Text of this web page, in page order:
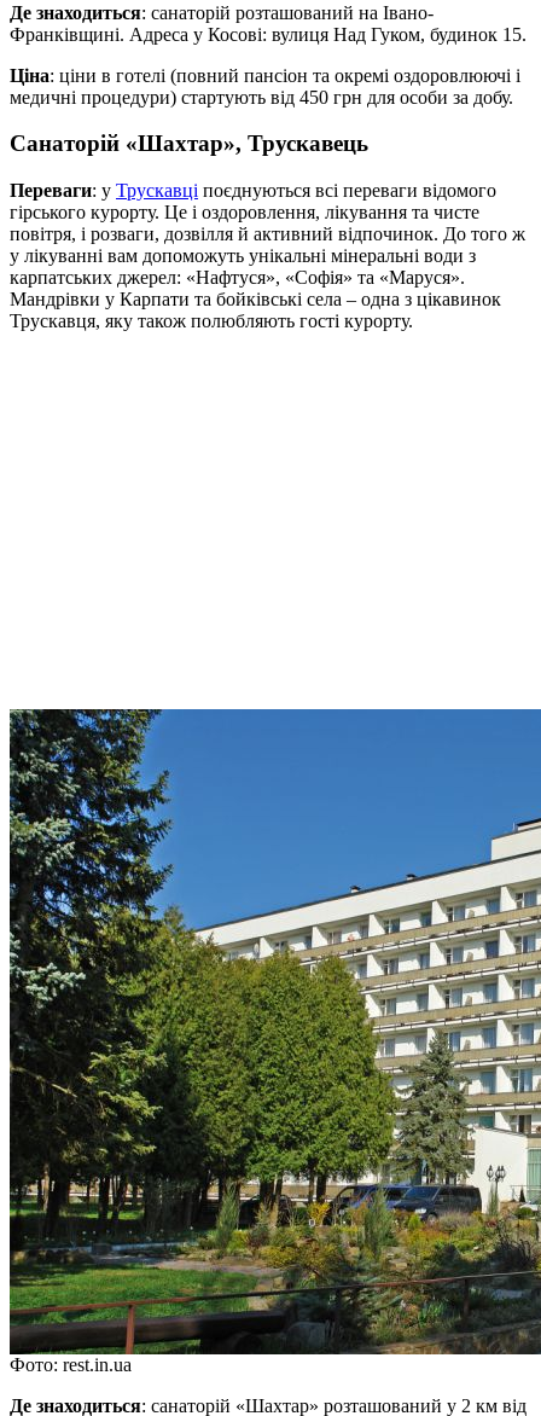
Де знаходиться: санаторій розташований на Івано-
Франківщині. Адреса у Косові: вулиця Над Гуком, будинок 15.
Ціна: ціни в готелі (повний пансіон та окремі оздоровлюючі і
медичні процедури) стартують від 450 грн для особи за добу.
Санаторій «Шахтар», Трускавець
Переваги: у Трускавці поєднуються всі переваги відомого
гірського курорту. Це і оздоровлення, лікування та чисте
повітря, і розваги, дозвілля й активний відпочинок. До того ж
у лікуванні вам допоможуть унікальні мінеральні води з
карпатських джерел: «Нафтуся», «Софія» та «Маруся».
Мандрівки у Карпати та бойківські села – одна з цікавинок
Трускавця, яку також полюбляють гості курорту.
Фото: rest.in.ua
Де знаходиться: санаторій «Шахтар» розташований у 2 км від